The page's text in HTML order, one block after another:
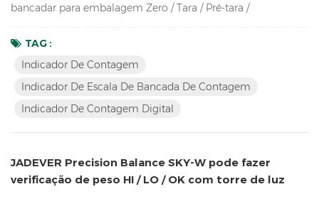
bancadar para embalagem Zero / Tara / Pré-tara /
Recalculação automática do peso da unidade / Contagem
de peças / Amostragem / Verificar quantidade Até alta
fundo verde Carcaça ABS durável de alto impacto Suporta
até oito células de carga a...
TAG :
Indicador De Contagem
Indicador De Escala De Bancada De Contagem
Indicador De Contagem Digital
JADEVER Precision Balance SKY-W pode fazer
verificação de peso HI / LO / OK com torre de luz